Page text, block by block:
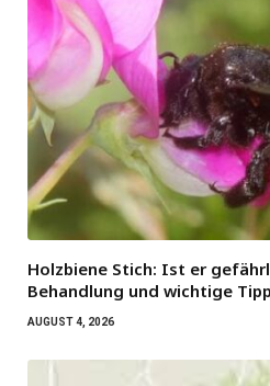
Holzbiene Stich: Ist er
Behandlung und wichtige
AUGUST 4, 2026